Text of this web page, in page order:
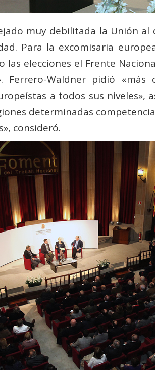
muy debilitada la Unión
Para la excomisaria
las elecciones el Frente
Ferrero-Waldner pidió
a todos sus
determinadas
consideró.